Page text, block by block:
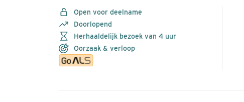
Open voor deelname
Doorlopend
Herhaaldelijk bezoek van 4 uur
Oorzaak & verloop